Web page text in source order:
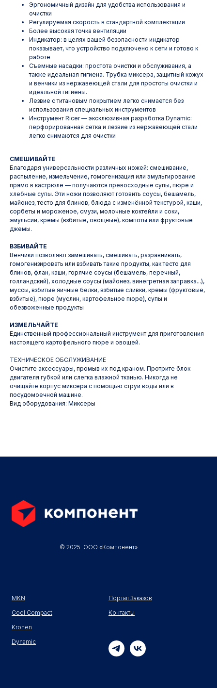
Эргономичный дизайн для удобства использования и
очистки
Регулируемая скорость в стандартной комплектации
Более высокая точка вентиляции
Индикатор: в целях вашей безопасности индикатор
показывает, что устройство подключено к сети и готово к
работе
Съемные насадки: простота очистки и обслуживания, а
также идеальная гигиена. Трубка миксера, защитный кожух
и венчики из нержавеющей стали для простоты очистки и
идеальной гигиены.
Лезвие с титановым покрытием легко снимается без
использования специальных инструментов
Инструмент Ricer — эксклюзивная разработка Dynamic:
перфорированная сетка и лезвие из нержавеющей стали
легко снимаются для очистки
СМЕШИВАЙТЕ
Благодаря универсальности различных ножей: смешивание,
распыление, измельчение, гомогенизация или эмульгирование
прямо в кастрюле — получаются превосходные супы, пюре и
хлебные супы. Эти ножи позволяют готовить соусы, бешамель,
майонез, тесто для блинов, блюда с изменённой текстурой, каши,
сорбеты и мороженое, смузи, молочные коктейли и соки,
эмульсии, кремы (взбитые, овощные), компоты или фруктовые
джемы.
ВЗБИВАЙТЕ
Венчики позволяют замешивать, смешивать, разравнивать,
гомогенизировать или взбивать такие продукты, как тесто для
блинов, флан, каши, горячие соусы (бешамель, перечный,
голландский), холодные соусы (майонез, винегретная заправка...),
муссы, взбитые яичные белки, взбитые сливки, кремы (фруктовые,
взбитые), пюре (муслин, картофельное пюре), супы и
обезвоженные продукты
ИЗМЕЛЬЧАЙТЕ
Единственный профессиональный инструмент для приготовления
настоящего картофельного пюре и овощей.
ТЕХНИЧЕСКОЕ ОБСЛУЖИВАНИЕ
Очистите аксессуары, промыв их под краном. Протрите блок
двигателя губкой или слегка влажной тканью. Никогда не
очищайте корпус миксера с помощью струи воды или в
посудомоечной машине.
Вид оборудования: Миксеры
© 2025. ООО «Компонент»
MKN
Cool Compact
Kronen
Dynamic
Портал Заказов
Контакты